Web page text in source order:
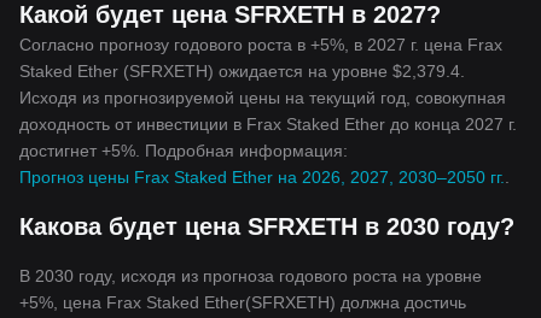
Какой будет цена SFRXETH в 2027?
Согласно прогнозу годового роста в +5%, в 2027 г. цена Frax
Staked Ether (SFRXETH) ожидается на уровне $2,379.4.
Исходя из прогнозируемой цены на текущий год, совокупная
доходность от инвестиции в Frax Staked Ether до конца 2027 г.
достигнет +5%. Подробная информация:
Прогноз цены Frax Staked Ether на 2026, 2027, 2030–2050 гг.
Какова будет цена SFRXETH в 2030 году?
В 2030 году, исходя из прогноза годового роста на уровне
+5%, цена Frax Staked Ether(SFRXETH) должна достичь